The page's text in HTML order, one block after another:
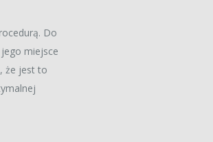
Do
miejsce
że jest to